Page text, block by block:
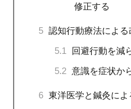
修正する
5 認知行動療法によ
5.1
回避行動を減
5.2 意識を症状か
6 東洋医学と鍼灸に